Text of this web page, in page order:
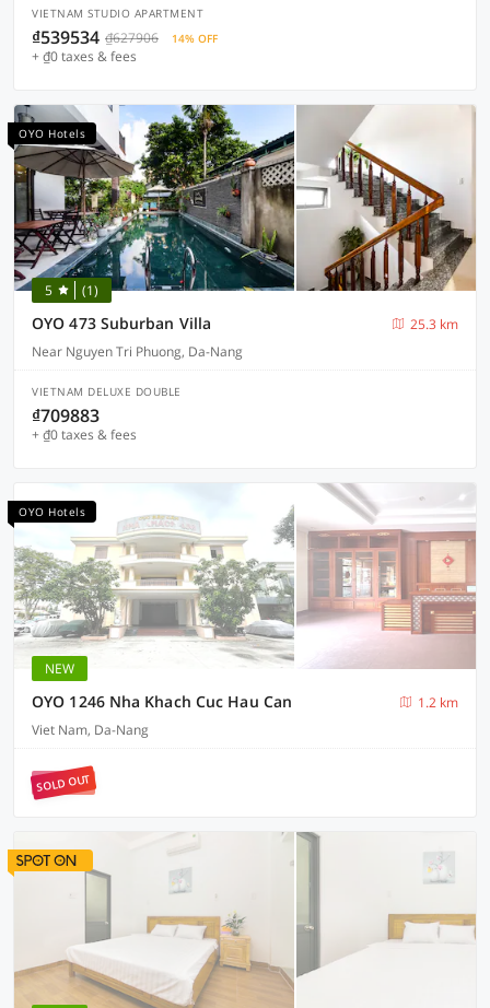
VIETNAM STUDIO APARTMENT
₫539534 ₫627906 14% OFF
+ ₫0 taxes & fees
OYO Hotels
5 (1)
OYO 473 Suburban Villa
25.3 km
Near Nguyen Tri Phuong, Da-Nang
VIETNAM DELUXE DOUBLE
₫709883
+ ₫0 taxes & fees
OYO Hotels
NEW
OYO 1246 Nha Khach Cuc Hau Can
1.2 km
Viet Nam, Da-Nang
SOLD OUT